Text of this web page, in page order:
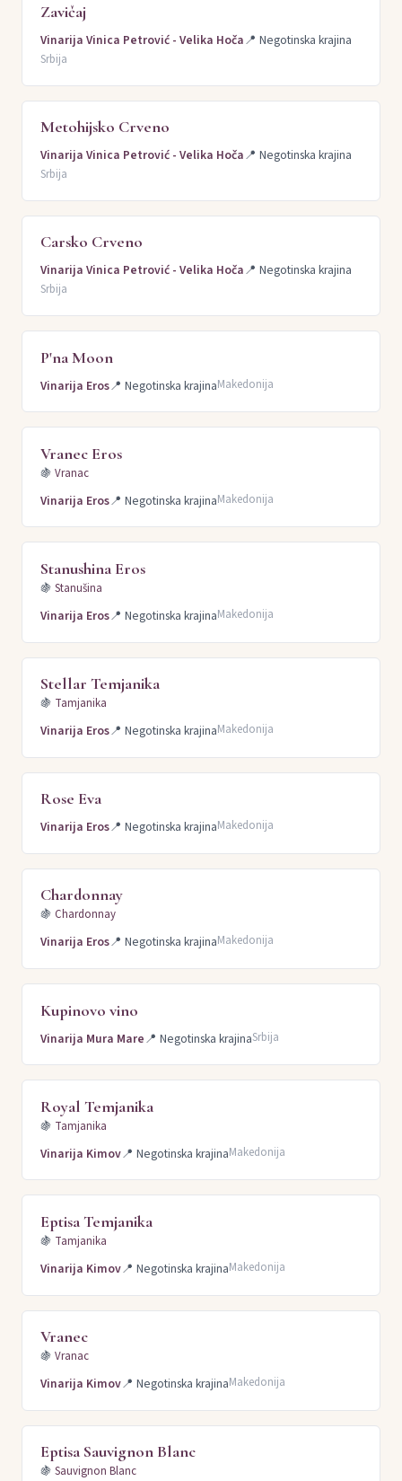
Zavičaj
Vinarija Vinica Petrović - Velika Hoča📍 Negotinska krajina
Srbija
Metohijsko Crveno
Vinarija Vinica Petrović - Velika Hoča📍 Negotinska krajina
Srbija
Carsko Crveno
Vinarija Vinica Petrović - Velika Hoča📍 Negotinska krajina
Srbija
P'na Moon
Vinarija Eros📍 Negotinska krajinaMakedonija
Vranec Eros
🍇 Vranac
Vinarija Eros📍 Negotinska krajinaMakedonija
Stanushina Eros
🍇 Stanušina
Vinarija Eros📍 Negotinska krajinaMakedonija
Stellar Temjanika
🍇 Tamjanika
Vinarija Eros📍 Negotinska krajinaMakedonija
Rose Eva
Vinarija Eros📍 Negotinska krajinaMakedonija
Chardonnay
🍇 Chardonnay
Vinarija Eros📍 Negotinska krajinaMakedonija
Kupinovo vino
Vinarija Mura Mare📍 Negotinska krajinaSrbija
Royal Temjanika
🍇 Tamjanika
Vinarija Kimov📍 Negotinska krajinaMakedonija
Eptisa Temjanika
🍇 Tamjanika
Vinarija Kimov📍 Negotinska krajinaMakedonija
Vranec
🍇 Vranac
Vinarija Kimov📍 Negotinska krajinaMakedonija
Eptisa Sauvignon Blanc
🍇 Sauvignon Blanc